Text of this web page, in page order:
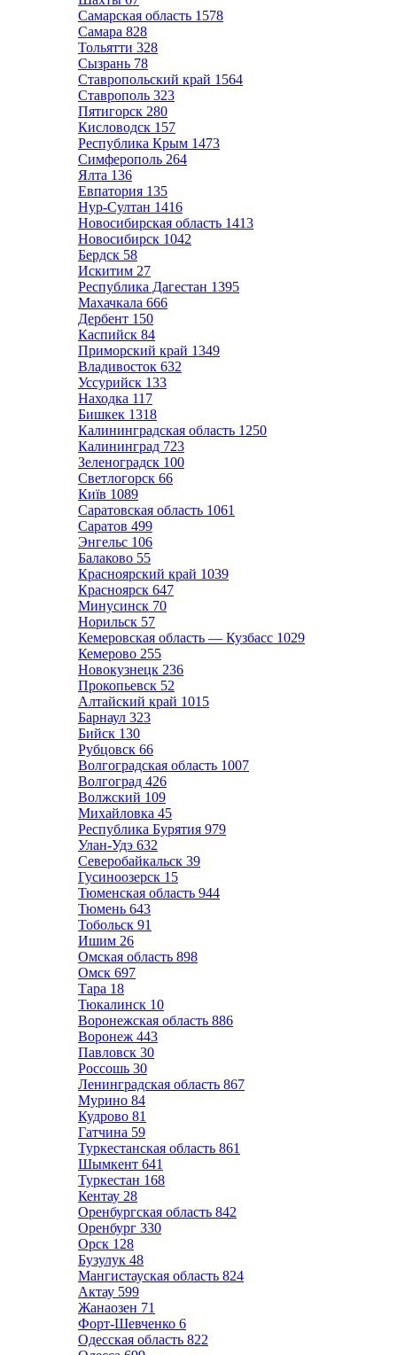
Самарская область 1578
Самара 828
Тольятти 328
Сызрань 78
Ставропольский край 1564
Ставрополь 323
Пятигорск 280
Кисловодск 157
Республика Крым 1473
Симферополь 264
Ялта 136
Евпатория 135
Нур-Султан 1416
Новосибирская область 1413
Новосибирск 1042
Бердск 58
Искитим 27
Республика Дагестан 1395
Махачкала 666
Дербент 150
Каспийск 84
Приморский край 1349
Владивосток 632
Уссурийск 133
Находка 117
Бишкек 1318
Калининградская область 1250
Калининград 723
Зеленоградск 100
Светлогорск 66
Київ 1089
Саратовская область 1061
Саратов 499
Энгельс 106
Балаково 55
Красноярский край 1039
Красноярск 647
Минусинск 70
Норильск 57
Кемеровская область — Кузбасс 1029
Кемерово 255
Новокузнецк 236
Прокопьевск 52
Алтайский край 1015
Барнаул 323
Бийск 130
Рубцовск 66
Волгоградская область 1007
Волгоград 426
Волжский 109
Михайловка 45
Республика Бурятия 979
Улан-Удэ 632
Северобайкальск 39
Гусиноозерск 15
Тюменская область 944
Тюмень 643
Тобольск 91
Ишим 26
Омская область 898
Омск 697
Тара 18
Тюкалинск 10
Воронежская область 886
Воронеж 443
Павловск 30
Россошь 30
Ленинградская область 867
Мурино 84
Кудрово 81
Гатчина 59
Туркестанская область 861
Шымкент 641
Туркестан 168
Кентау 28
Оренбургская область 842
Оренбург 330
Орск 128
Бузулук 48
Мангистауская область 824
Актау 599
Жанаозен 71
Форт-Шевченко 6
Одесская область 822